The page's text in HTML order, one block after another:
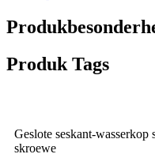
Produk Tags
Geslote seskant-
skroewe